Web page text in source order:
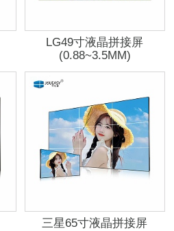
LG49寸液晶拼接屏
(0.88~3.5MM)
三星65寸液晶拼接屏